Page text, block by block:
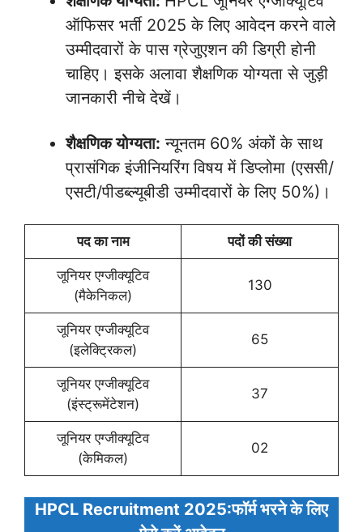
ऑफिसर भर्ती 2025 के लिए आवेदन करने वाले
उम्मीदवारों के पास ग्रेजुएशन की डिग्री होनी
चाहिए। इसके अलावा शैक्षणिक योग्यता से जुड़ी
जानकारी नीचे देखें।
शैक्षणिक योग्यता: न्यूनतम 60% अंकों के साथ
प्रासंगिक इंजीनियरिंग विषय में डिप्लोमा (एससी/
एसटी/पीडब्ल्यूबीडी उम्मीदवारों के लिए 50%)।
पद का नाम पदों की संख्या
जूनियर एग्जीक्यूटिव
(मैकेनिकल)
130
जूनियर एग्जीक्यूटिव
(इलेक्ट्रिकल)
65
जूनियर एग्जीक्यूटिव
(इंस्ट्रूमेंटेशन)
37
जूनियर एग्जीक्यूटिव
(केमिकल)
02
HPCL Recruitment 2025:फॉर्म भरने के लिए